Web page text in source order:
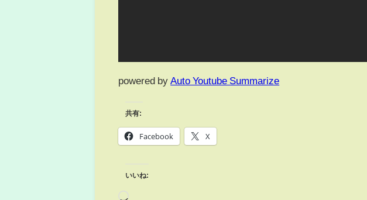
powered by Auto Youtube Summarize
共有:
Facebook X
いいね: